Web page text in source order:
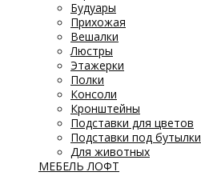
Будуары
Прихожая
Вешалки
Люстры
Этажерки
Полки
Консоли
Кронштейны
Подставки для цветов
Подставки под бутылки
Для животных
МЕБЕЛЬ ЛОФТ